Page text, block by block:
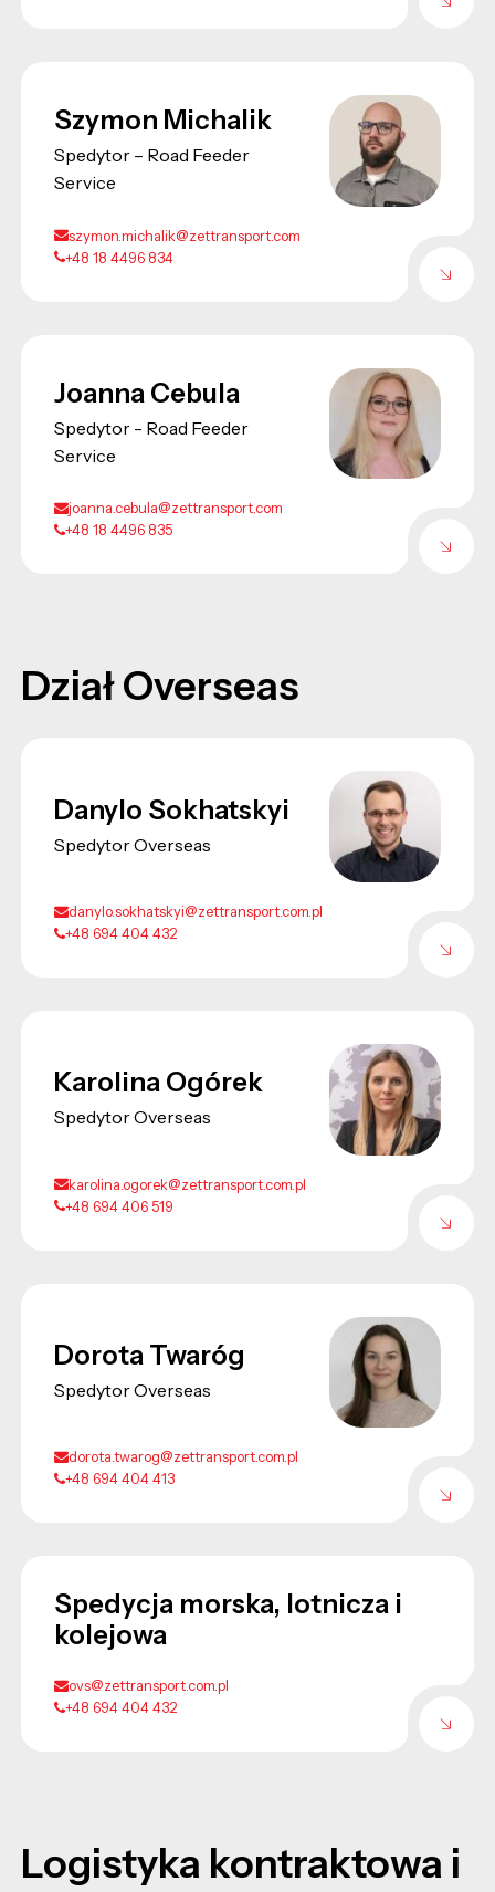
Szymon Michalik
Spedytor – Road Feeder
Service
szymon.michalik@zettransport.com
+48 18 4496 834
Joanna Cebula
Spedytor - Road Feeder
Service
joanna.cebula@zettransport.com
+48 18 4496 835
Dział Overseas
Danylo Sokhatskyi
Spedytor Overseas
danylo.sokhatskyi@zettransport.com.pl
+48 694 404 432
Karolina Ogórek
Spedytor Overseas
karolina.ogorek@zettransport.com.pl
+48 694 406 519
Dorota Twaróg
Spedytor Overseas
dorota.twarog@zettransport.com.pl
+48 694 404 413
Spedycja morska, lotnicza i
kolejowa
ovs@zettransport.com.pl
+48 694 404 432
Logistyka kontraktowa i